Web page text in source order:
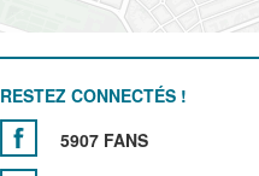
RESTEZ CONNECTÉS !
5907 FANS